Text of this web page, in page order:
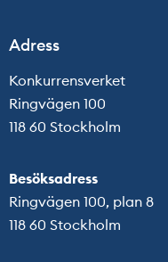
Adress
Konkurrensverket
Ringvägen 100
118 60 Stockholm
Besöksadress
Ringvägen 100, plan 8
118 60 Stockholm